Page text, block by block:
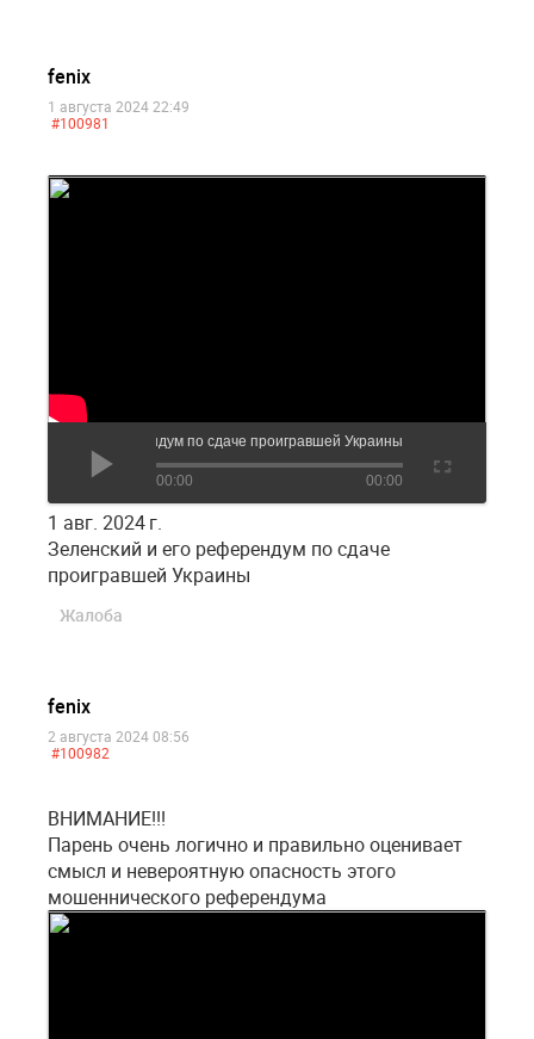
fenix
1 августа 2024 22:49
#100981
и его референдум по сдаче проигравшей Украины
00:00 00:00
1 авг. 2024 г.
Зеленский и его референдум по сдаче
проигравшей Украины
Жалоба
fenix
2 августа 2024 08:56
#100982
ВНИМАНИЕ!!!
Парень очень логично и правильно оценивает
смысл и невероятную опасность этого
мошеннического референдума